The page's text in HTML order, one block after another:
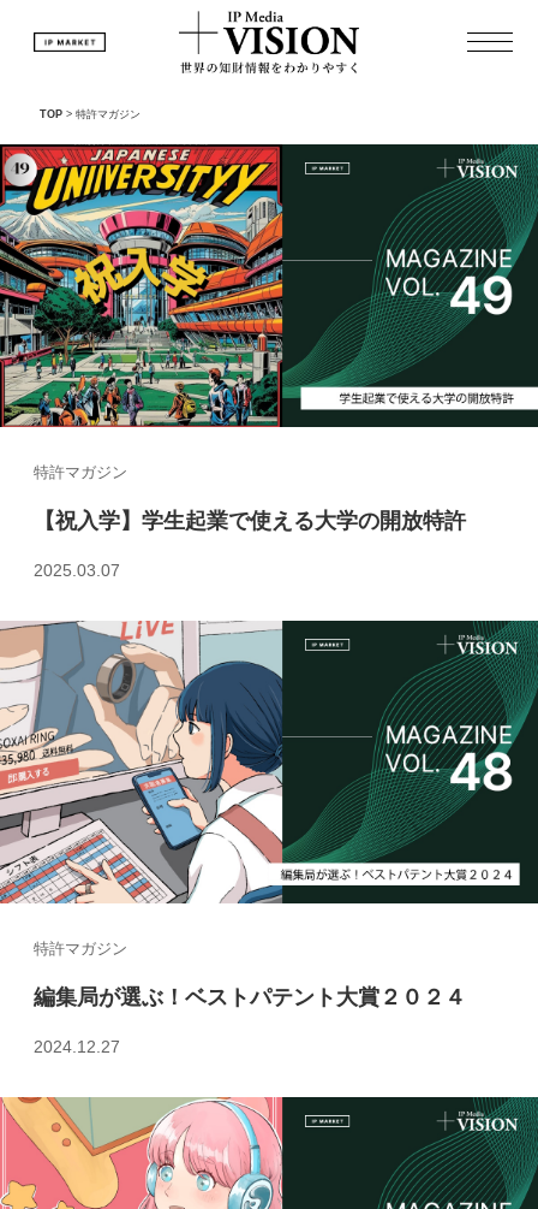
TOP > 特許マガジン
特許マガジン
【祝入学】学生起業で使える大学の開放特許
2025.03.07
特許マガジン
編集局が選ぶ！ベストパテント大賞２０２４
2024.12.27